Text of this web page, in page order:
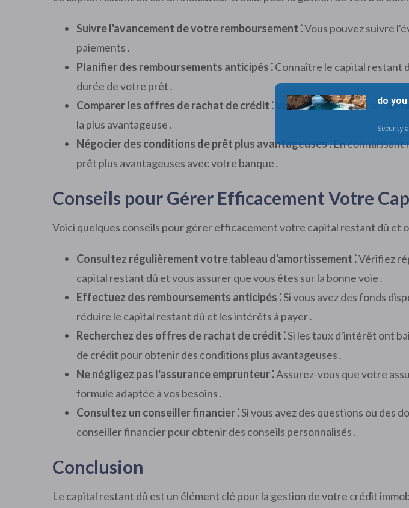
Suivre l'avancement de votre remboursement ⁚Vous pouvez suivre
paiements․
Planifier des remboursements anticipés ⁚Connaître le capital restant
durée de votre prêt․
Comparer les offres de rachat de crédit ⁚ Vous pouvez utiliser le
la plus avantageuse․
Négocier des conditions de prêt plus avantageuses ⁚En connaissant
prêt plus avantageuses avec votre banque․
Conseils pour Gérer Efficacement Votre
Voici quelques conseils pour gérer efficacement votre capital restant dû et
Consultez régulièrement votre tableau d'amortissement ⁚Vérifiez
capital restant dû et vous assurer que vous êtes sur la bonne voie․
Effectuez des remboursements anticipés ⁚Si vous avez des fonds
réduire le capital restant dû et les intérêts à payer․
Recherchez des offres de rachat de crédit ⁚Si les taux d'intérêt ont
de crédit pour obtenir des conditions plus avantageuses․
Ne négligez pas l'assurance emprunteur ⁚Assurez-vous que votre
formule adaptée à vos besoins․
Consultez un conseiller financier ⁚Si vous avez des questions ou des
conseiller financier pour obtenir des conseils personnalisés․
Conclusion
Le capital restant dû est un élément clé pour la gestion de votre crédit